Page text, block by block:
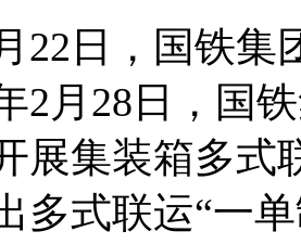
22日，国铁
2月28日，国
展集装箱多式
多式联运“一